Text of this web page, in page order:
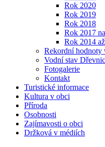
Rok 2020
Rok 2019
Rok 2018
Rok 2017
Rok 2014
Rekordní hodnoty
Vodní stav
Fotogalerie
Kontakt
Turistické informace
Kultura v obci
Příroda
Osobnosti
Zajímavosti o obci
Držková v médiích